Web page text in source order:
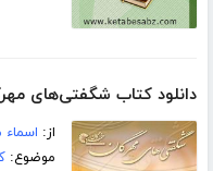
دانلود کتاب شگفتی‌های
از:
موضوع: